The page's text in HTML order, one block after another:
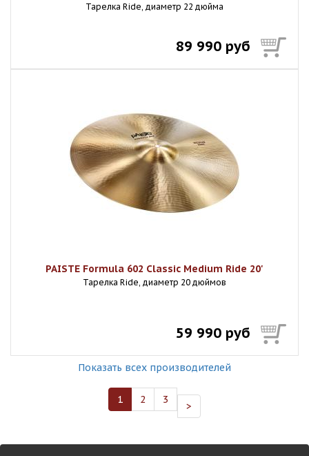
Тарелка Ride, диаметр 22 дюйма
89 990 руб
PAISTE Formula 602 Classic Medium Ride 20'
Тарелка Ride, диаметр 20 дюймов
59 990 руб
Показать всех производителей
1 2 3
>